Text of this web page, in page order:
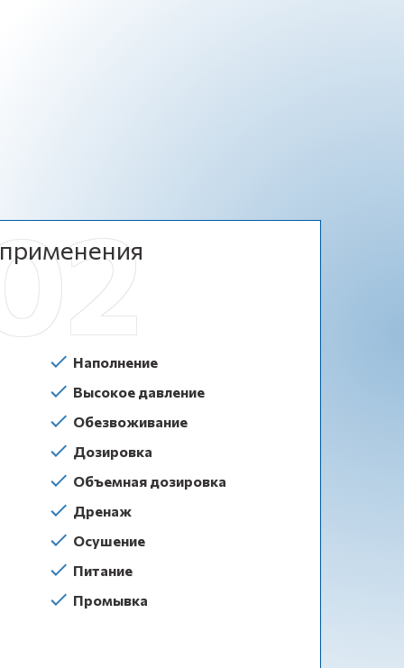
Наполнение
Высокое давление
Обезвоживание
Дозировка
Объемная дозировка
Дренаж
Осушение
Питание
Промывка